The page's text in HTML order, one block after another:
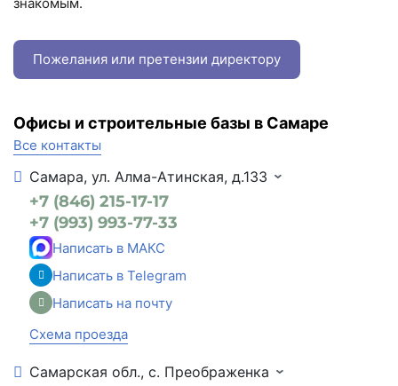
Пожелания или претензии директору
Офисы и строительные базы в Самаре
Все контакты
Самара, ул. Алма-Атинская, д.133
+7 (846) 215-17-17
+7 (993) 993-77-33
Написать в МАКС
Написать в Telegram
Написать на почту
Схема проезда
Самарская обл., с. Преображенка